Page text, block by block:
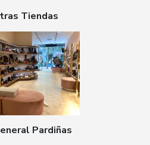
Tiendas
Pardiñas